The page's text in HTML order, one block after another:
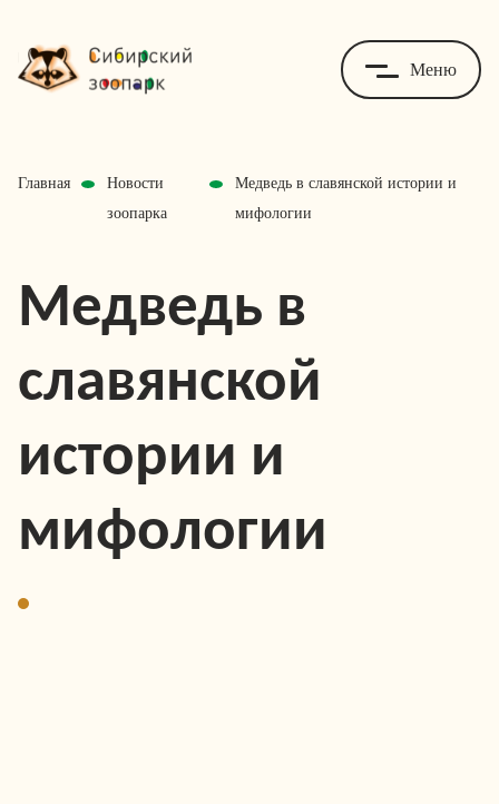
Меню
Главная
Новости
зоопарка
Медведь в славянской истории и
мифологии
Медведь в
славянской
истории и
мифологии